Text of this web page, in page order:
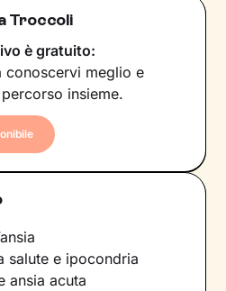
Troccoli
è gratuito:
conoscervi meglio e
insieme.
salute e ipocondria
ansia acuta